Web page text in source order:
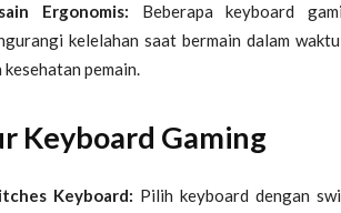
Ergonomis: Beberapa keyboard
kelelahan saat bermain dalam
kesehatan pemain.
Keyboard Gaming
Keyboard: Pilih keyboard dengan